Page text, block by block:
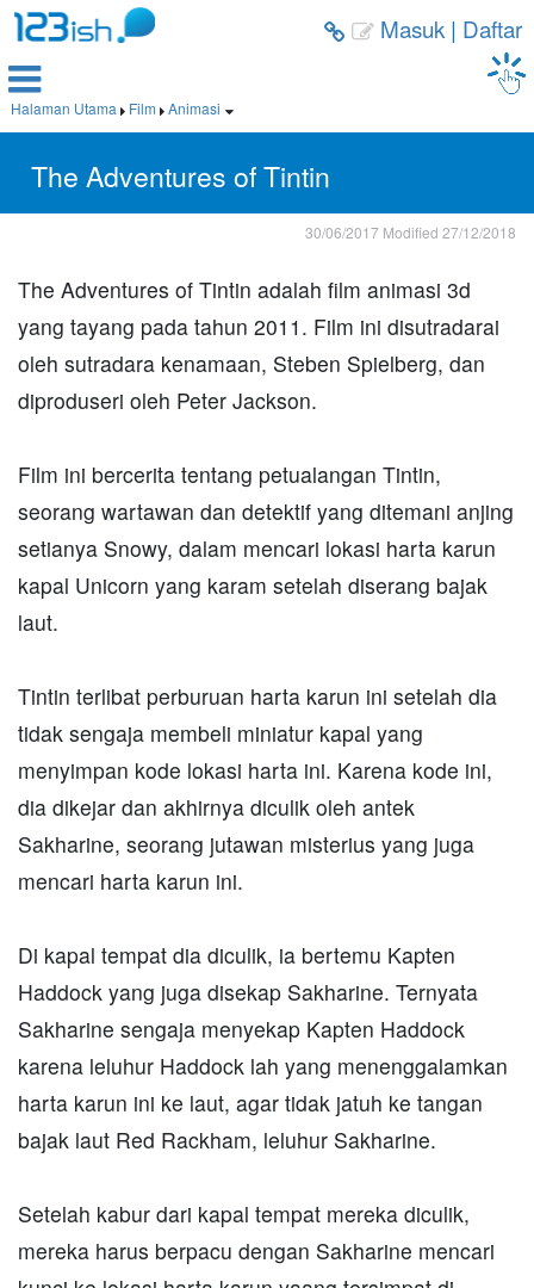
  Masuk| Daftar

Halaman Utama  Film  Animasi 
The Adventures of Tintin
30/06/2017 Modified 27/12/2018
The Adventures of Tintin adalah film animasi 3d
yang tayang pada tahun 2011. Film ini disutradarai
oleh sutradara kenamaan, Steben Spielberg, dan
diproduseri oleh Peter Jackson.
Film ini bercerita tentang petualangan Tintin,
seorang wartawan dan detektif yang ditemani anjing
setianya Snowy, dalam mencari lokasi harta karun
kapal Unicorn yang karam setelah diserang bajak
laut.
Tintin terlibat perburuan harta karun ini setelah dia
tidak sengaja membeli miniatur kapal yang
menyimpan kode lokasi harta ini. Karena kode ini,
dia dikejar dan akhirnya diculik oleh antek
Sakharine, seorang jutawan misterius yang juga
mencari harta karun ini.
Di kapal tempat dia diculik, ia bertemu Kapten
Haddock yang juga disekap Sakharine. Ternyata
Sakharine sengaja menyekap Kapten Haddock
karena leluhur Haddock lah yang menenggalamkan
harta karun ini ke laut, agar tidak jatuh ke tangan
bajak laut Red Rackham, leluhur Sakharine.
Setelah kabur dari kapal tempat mereka diculik,
mereka harus berpacu dengan Sakharine mencari